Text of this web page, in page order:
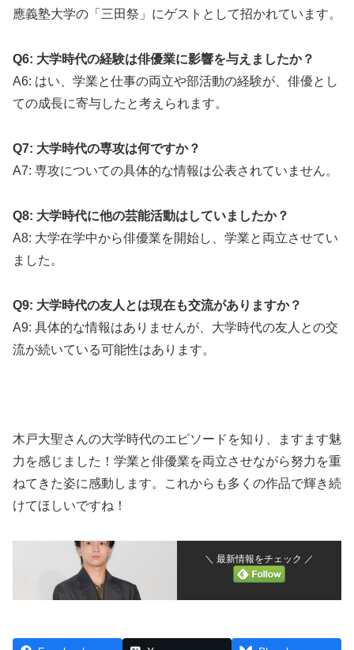
應義塾大学の「三田祭」にゲストとして招かれています。
Q6: 大学時代の経験は俳優業に影響を与えましたか？
A6: はい、学業と仕事の両立や部活動の経験が、俳優とし
ての成長に寄与したと考えられます。
Q7: 大学時代の専攻は何ですか？
A7: 専攻についての具体的な情報は公表されていません。
Q8: 大学時代に他の芸能活動はしていましたか？
A8: 大学在学中から俳優業を開始し、学業と両立させてい
ました。
Q9: 大学時代の友人とは現在も交流がありますか？
A9: 具体的な情報はありませんが、大学時代の友人との交
流が続いている可能性はあります。
木戸大聖さんの大学時代のエピソードを知り、ますます魅
力を感じました！学業と俳優業を両立させながら努力を重
ねてきた姿に感動します。これからも多くの作品で輝き続
けてほしいですね！
＼ 最新情報をチェック ／